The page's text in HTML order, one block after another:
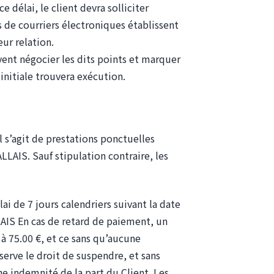
délai, le client devra solliciter
de courriers électroniques établissent
relation.
négocier les dits points et marquer
trouvera exécution.
de prestations ponctuelles
Sauf stipulation contraire, les
de 7 jours calendriers suivant la date
En cas de retard de paiement, un
75.00 €, et ce sans qu’aucune
le droit de suspendre, et sans